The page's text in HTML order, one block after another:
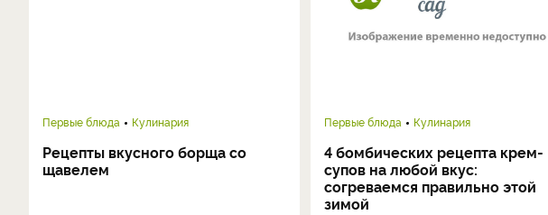
Первые блюда Кулинария
Рецепты вкусного борща со
щавелем
Первые блюда Кулинария
4 бомбических рецепта крем-
супов на любой вкус:
согреваемся правильно этой
зимой